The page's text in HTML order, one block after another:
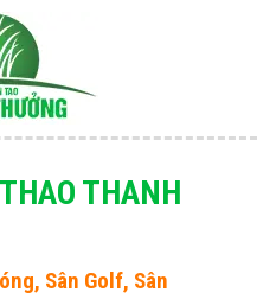
THANH
, Sân Golf, Sân